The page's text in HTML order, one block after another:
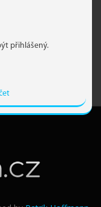
přihlášený.